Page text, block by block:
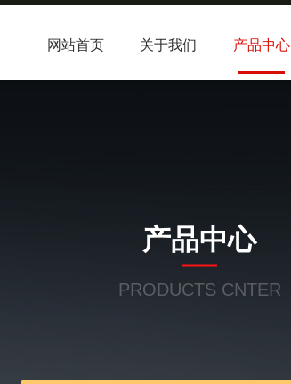
网站首页 关于我们 产品中心
产品中心
PRODUCTS CNTER